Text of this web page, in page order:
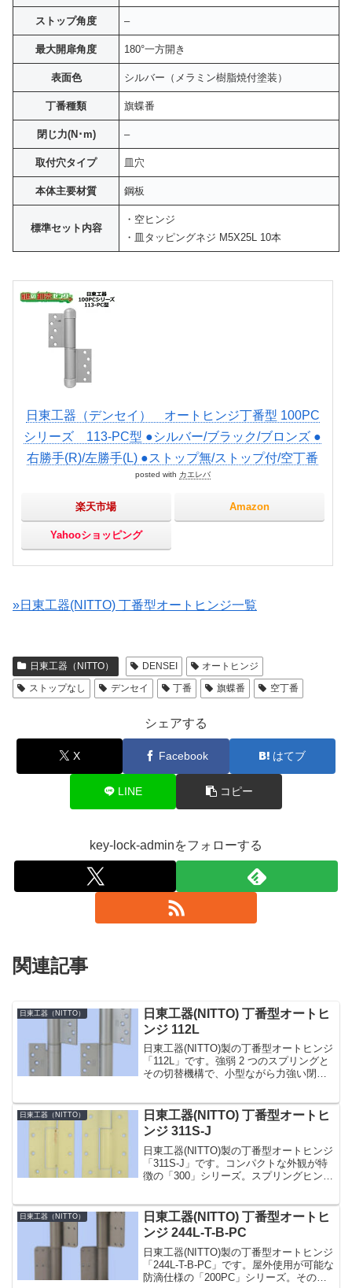
ストップ角度 –
最大開扉角度 180°一方開き
表面色 シルバー（メラミン樹脂焼付塗装）
丁番種類 旗蝶番
閉じ力(N･m) –
取付穴タイプ 皿穴
本体主要材質 鋼板
標準セット内容
・空ヒンジ
・皿タッピングネジ M5X25L 10本
日東工器（デンセイ） オートヒンジ丁番型 100PC
シリーズ 113-PC型 ●シルバー/ブラック/ブロンズ ●
右勝手(R)/左勝手(L) ●ストップ無/ストップ付/空丁番
posted with カエレバ
楽天市場 Amazon
Yahooショッピング
»日東工器(NITTO) 丁番型オートヒンジ一覧
日東工器（NITTO） DENSEI
オートヒンジ
ストップなし
デンセイ 丁番 旗蝶番 空丁番
シェアする
X Facebook はてブ
LINE コピー
key-lock-adminをフォローする
関連記事
日東工器（NITTO）
日東工器(NITTO) 丁番型オートヒ
ンジ 112L
日東工器(NITTO)製の丁番型オートヒンジ
「112L」です。強弱 2 つのスプリングと
その切替機構で、小型ながら力強い閉扉
しています。その中でも「112」型は、
木...
日東工器（NITTO）
日東工器(NITTO) 丁番型オートヒ
ンジ 311S-J
日東工器(NITTO)製の丁番型オートヒンジ
「311S-J」です。コンパクトな外観が特
徴の「300」シリーズ。スプリングヒンジ
材質木製・アルミ製・軽量スチール製...
日東工器（NITTO）
日東工器(NITTO) 丁番型オートヒ
ンジ 244L-T-B-PC
日東工器(NITTO)製の丁番型オートヒンジ
「244L-T-B-PC」です。屋外使用が可能な
防滴仕様の「200PC」シリーズ。その中